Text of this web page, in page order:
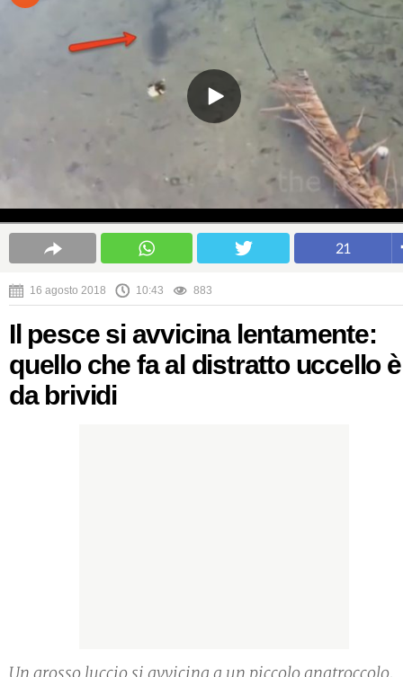
21
16 agosto 2018 10:43 883
Il pesce si avvicina lentamente:
quello che fa al distratto uccello è
da brividi